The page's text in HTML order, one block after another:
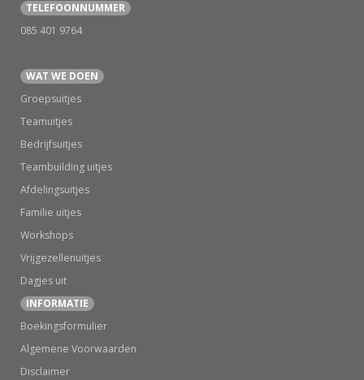
TELEFOONNUMMER
085 401 9764
WAT WE DOEN
Groepsuitjes
Teamuitjes
Bedrijfsuitjes
Teambuilding uitjes
Afdelingsuitjes
Familie uitjes
Workshops
Vrijgezellenuitjes
Dagjes uit
INFORMATIE
Boekingsformulier
Algemene Voorwaarden
Disclaimer